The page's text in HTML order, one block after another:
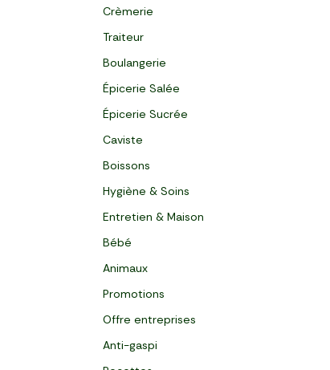
Crèmerie
Traiteur
Boulangerie
Épicerie Salée
Épicerie Sucrée
Caviste
Boissons
Hygiène & Soins
Entretien & Maison
Bébé
Animaux
Promotions
Offre entreprises
Anti-gaspi